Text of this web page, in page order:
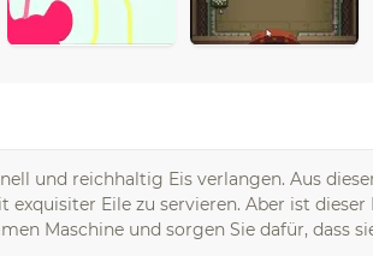
und reichhaltig Eis verlangen. Aus
Eile zu servieren. Aber ist dieser
Maschine und sorgen Sie dafür, dass